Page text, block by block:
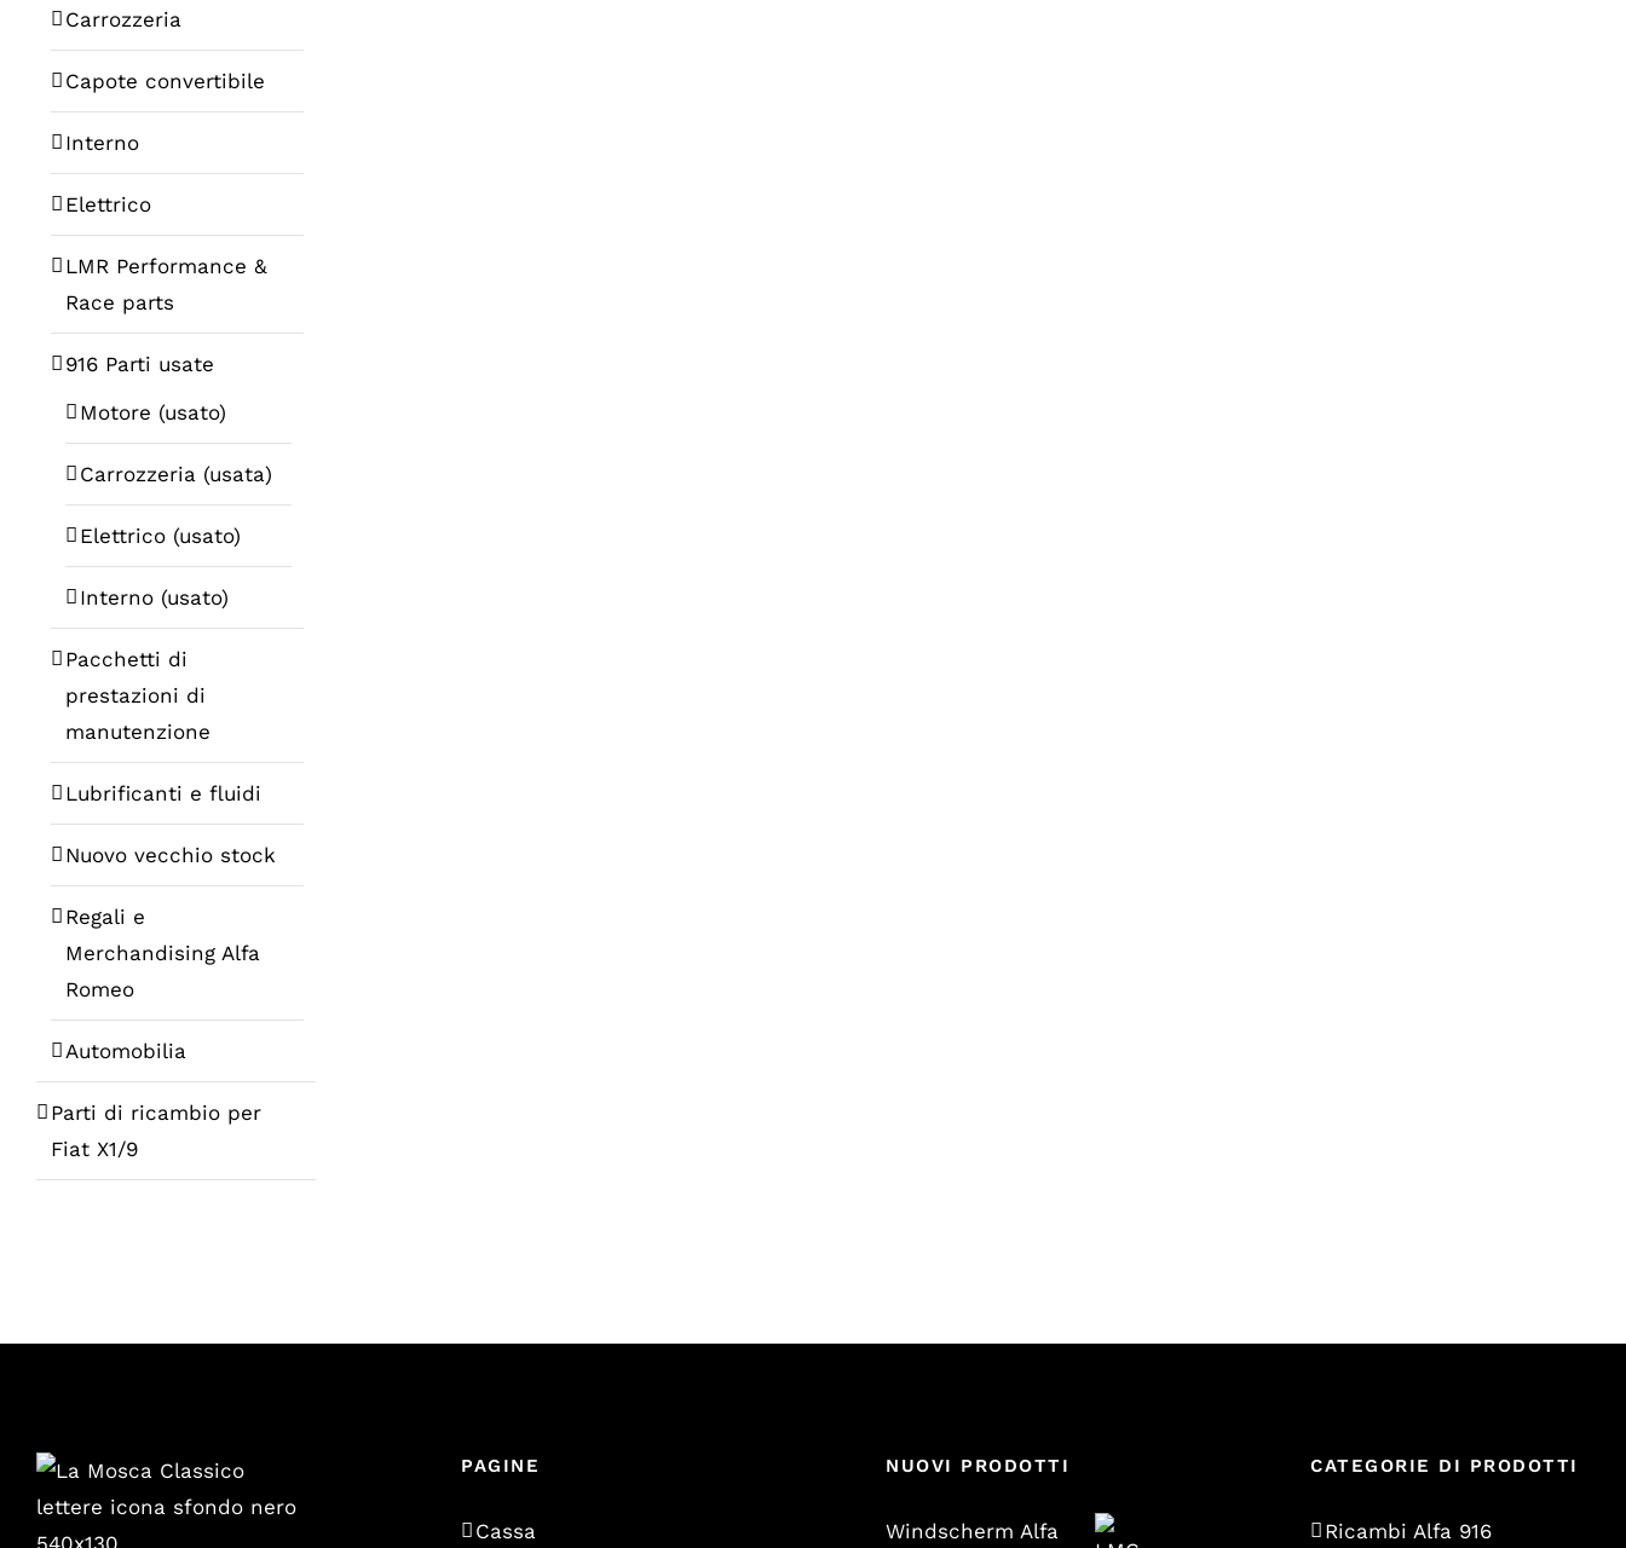
Carrozzeria
Capote convertibile
Interno
Elettrico
LMR Performance &
Race parts
916 Parti usate
Motore (usato)
Carrozzeria (usata)
Elettrico (usato)
Interno (usato)
Pacchetti di
prestazioni di
manutenzione
Lubrificanti e fluidi
Nuovo vecchio stock
Regali e
Merchandising Alfa
Romeo
Automobilia
Parti di ricambio per
Fiat X1/9
PAGINE
Cassa
NUOVI PRODOTTI
Windscherm Alfa
CATEGORIE DI PRODOTTI
Ricambi Alfa 916